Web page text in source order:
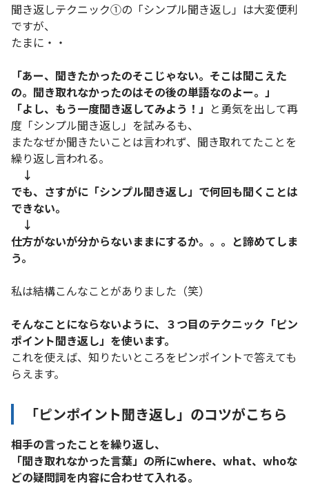
聞き返しテクニック①の「シンプル聞き返し」は大変便利
ですが、
たまに・・
「あー、聞きたかったのそこじゃない。そこは聞こえた
の。聞き取れなかったのはその後の単語なのよー。」
「よし、もう一度聞き返してみよう！」 と勇気を出して再
度「シンプル聞き返し」を試みるも、
またなぜか聞きたいことは言われず、聞き取れてたことを
繰り返し言われる。
↓
でも、さすがに「シンプル聞き返し」で何回も聞くことは
できない。
↓
仕方がないが分からないままにするか。。。と諦めてしま
う。
私は結構こんなことがありました（笑）
そんなことにならないように、３つ目のテクニック「ピン
ポイント聞き返し」を使います。
これを使えば、知りたいところをピンポイントで答えても
らえます。
「ピンポイント聞き返し」のコツがこちら
相手の言ったことを繰り返し、
「聞き取れなかった言葉」の所にwhere、what、whoな
どの疑問詞を内容に合わせて入れる。